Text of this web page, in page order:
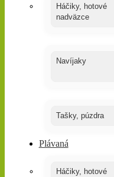
Háčiky, hotové
nadväzce
Navíjaky
Tašky, púzdra
Plávaná
Háčiky, hotové